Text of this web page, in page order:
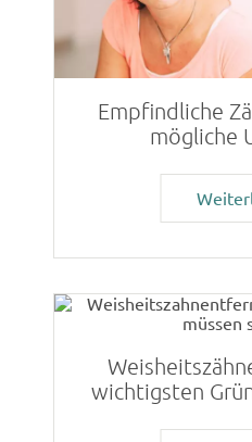
Empfindliche
mögliche
wichtigsten